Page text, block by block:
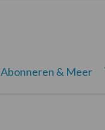
Abonneren & Meer